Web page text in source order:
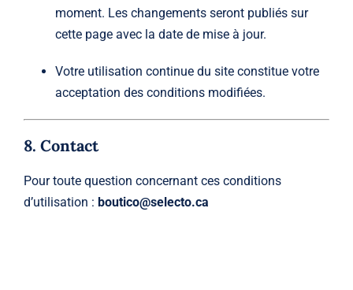
moment. Les changements seront publiés sur
cette page avec la date de mise à jour.
Votre utilisation continue du site constitue votre
acceptation des conditions modifiées.
8. Contact
Pour toute question concernant ces conditions
d’utilisation : boutico@selecto.ca